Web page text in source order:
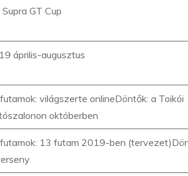
Supra GT Cup
április-augusztus
világszerte onlineDöntők: a Toikói
októberben
13 futam 2019-ben